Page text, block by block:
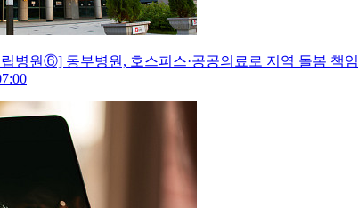
병원⑥] 동부병원, 호스피스·공공의료로 지역 돌봄 책임